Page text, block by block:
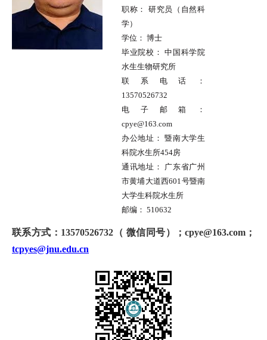
职称： 研究员（自然科
学）
学位： 博士
毕业院校：中国科学院
水生生物研究所
联系电话：
13570526732
电子邮箱：
cpye@163.com
办公地址：暨南大学生
科院水生所454房
通讯地址： 广东省广州
市黄埔大道西601号暨南
大学生科院水生所
邮编： 510632
联系方式： 13570526732（ 微信同号） ；cpye@163.com ；
tcpyes@jnu.edu.cn